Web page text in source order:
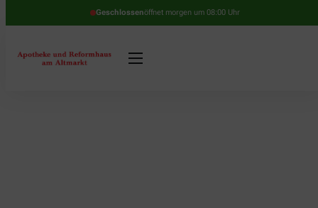
Geschlossenöffnet morgen um 08:00 Uhr